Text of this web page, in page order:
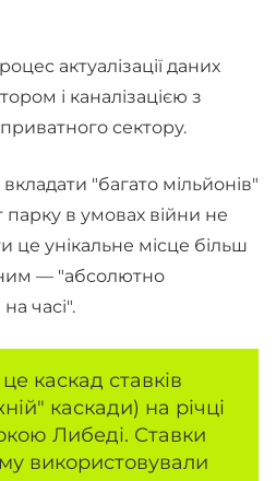
актуалізації даних
і каналізацією з
сектору.
"багато мільйонів"
в умовах війни не
це унікальне місце більш
— "абсолютно
часі".
каскад ставків
каскади) на річці
Либеді. Ставки
використовували